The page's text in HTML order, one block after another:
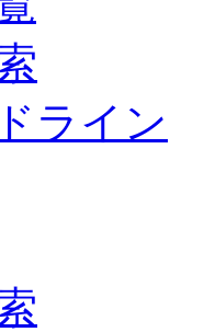
ライン